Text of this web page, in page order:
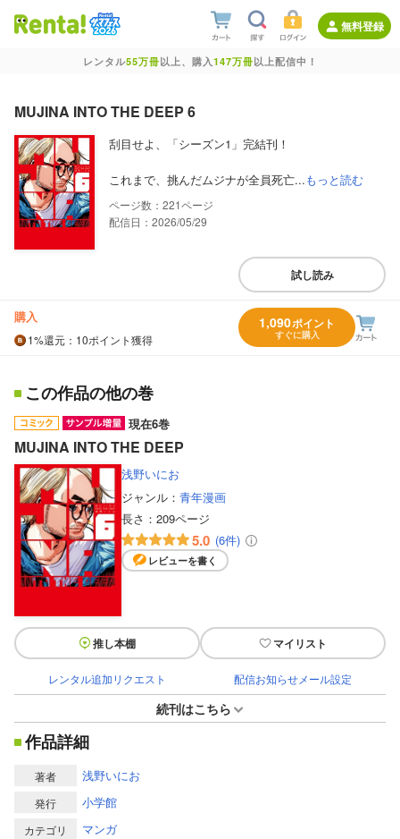
無料登録
レンタル55万冊以上、購入147万冊以上配信中！
MUJINA INTO THE DEEP 6
刮目せよ、「シーズン1」完結刊！
これまで、挑んだムジナが全員死亡...もっと読む
221
配信日：2026/05/29
試し読み
購入
1%還元 ：10ポイント獲得
1,090ポイント
すぐに購入
この作品の他の巻
現在6巻
MUJINA INTO THE DEEP
浅野いにお
ジャンル： 青年漫画
長さ： 209ページ
5.0 (6件)
レビューを書く
推し本棚 マイリスト
レンタル追加リクエスト 配信お知らせメール設定
続刊はこちら
作品詳細
著者 浅野いにお
発行 小学館
カテゴリ マンガ